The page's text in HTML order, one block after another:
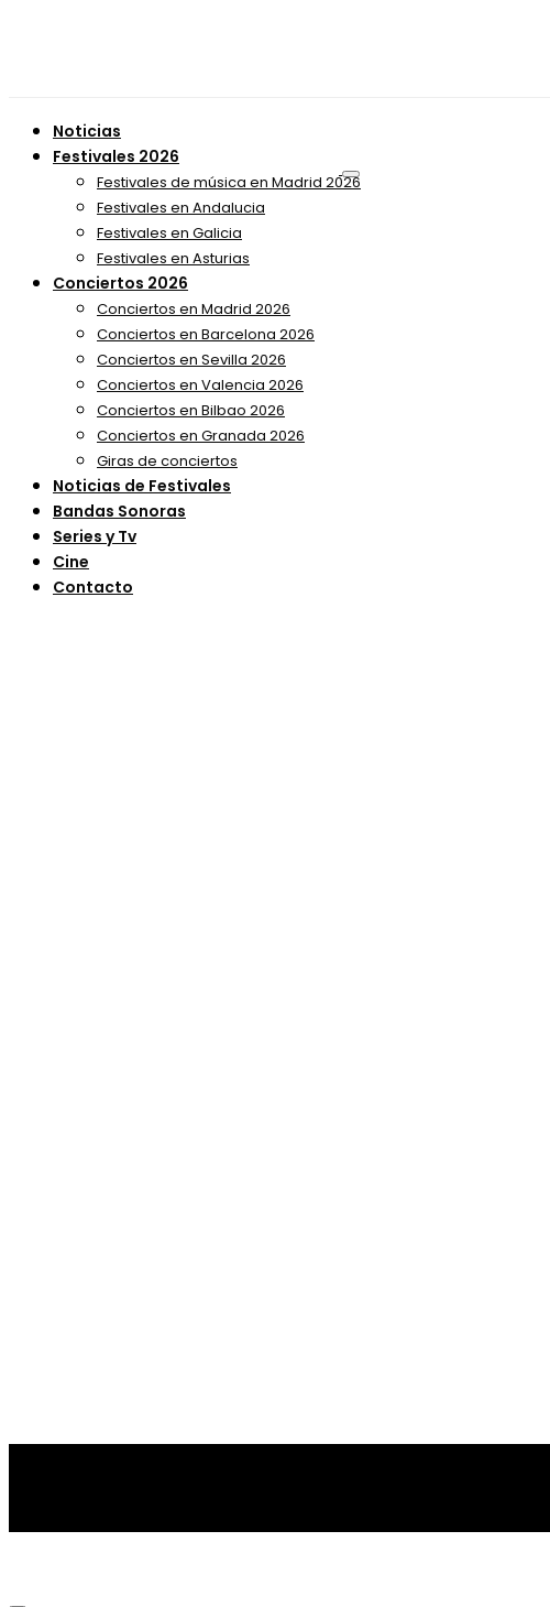
Noticias
Festivales 2026
Festivales de música en Madrid 2026
Festivales en Andalucia
Festivales en Galicia
Festivales en Asturias
Conciertos 2026
Conciertos en Madrid 2026
Conciertos en Barcelona 2026
Conciertos en Sevilla 2026
Conciertos en Valencia 2026
Conciertos en Bilbao 2026
Conciertos en Granada 2026
Giras de conciertos
Noticias de Festivales
Bandas Sonoras
Series y Tv
Cine
Contacto